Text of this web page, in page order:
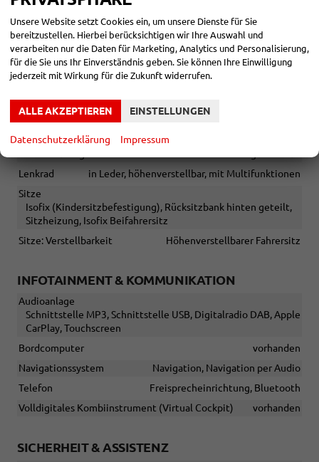
START-STOPP-Automatik
Sonstiges
Irrtümer vorbehalten
Fensterheber
Gepäckraumabtrennung
Lenkrad
in Leder, höhenverstellbar, mit Multifunktionen
Sitze
Isofix (Kindersitzbefestigung), Rücksitzbank hinten geteilt,
Sitzheizung, Isofix Beifahrersitz
Sitze: Verstellbarkeit
Höhenverstellbarer Fahrersitz
INFOTAINMENT & KOMMUNIKATION
Audioanlage
Schnittstelle MP3, Schnittstelle USB, Digitalradio DAB, Apple
CarPlay, Touchscreen
Bordcomputer
vorhanden
Navigationssystem
Navigation, Navigation per Audio
Telefon
Freisprecheinrichtung, Bluetooth
Volldigitales Kombiinstrument (Virtual Cockpit)
vorhanden
SICHERHEIT & ASSISTENZ
Unsere Website setzt Cookies ein, um unsere Dienste für Sie
bereitzustellen. Hierbei berücksichtigen wir Ihre Auswahl und
verarbeiten nur die Daten für Marketing, Analytics und Personalisierung,
für die Sie uns Ihr Einverständnis geben. Sie können Ihre Einwilligung
jederzeit mit Wirkung für die Zukunft widerrufen.
ALLE AKZEPTIEREN EINSTELLUNGEN
Datenschutzerklärung Impressum